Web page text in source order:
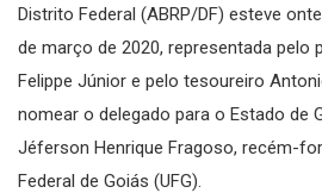
Distrito Federal (ABRP/DF) esteve
de março de 2020, representada pelo
Felippe Júnior e pelo tesoureiro
nomear o delegado para o Estado de
Jéferson Henrique Fragoso, recém-
Federal de Goiás (UFG).